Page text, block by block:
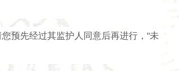
预先经过其监护人同意后再进行，"未